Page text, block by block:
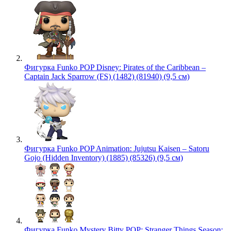
Фигурка Funko POP Disney: Pirates of the Caribbean –
Captain Jack Sparrow (FS) (1482) (81940) (9,5 см)
Фигурка Funko POP Animation: Jujutsu Kaisen – Satoru
Gojo (Hidden Inventory) (1885) (85326) (9,5 см)